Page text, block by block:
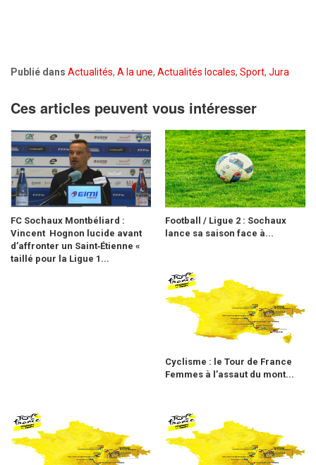
Publié dans Actualités, A la une, Actualités locales, Sport, Jura
Ces articles peuvent vous intéresser
FC Sochaux Montbéliard :
Vincent Hognon lucide avant
d’affronter un Saint‑Étienne «
taillé pour la Ligue 1...
Football / Ligue 2 : Sochaux
lance sa saison face à...
Cyclisme : le Tour de France
Femmes à l’assaut du mont...